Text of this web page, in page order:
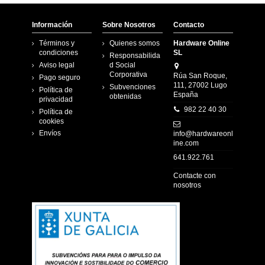
Información
Términos y
condiciones
Aviso legal
Pago seguro
Política de
privacidad
Política de
cookies
Envíos
Sobre Nosotros
Quienes somos
Responsabilida
d Social
Corporativa
Subvenciones
obtenidas
Contacto
Hardware Online
SL
Rúa San Roque,
111, 27002 Lugo
España
982 22 40 30
info@hardwareonl
ine.com
641.922.761
Contacte con
nosotros